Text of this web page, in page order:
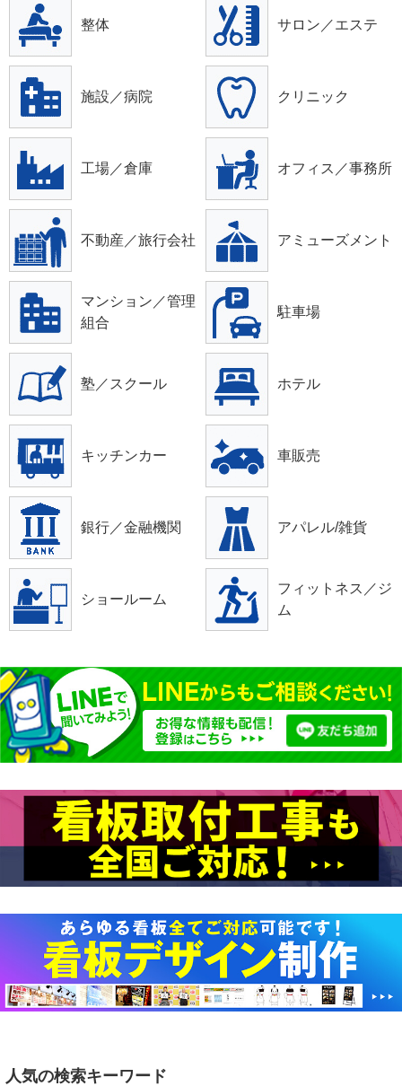
整体 サロン／エステ
施設／病院 クリニック
工場／倉庫 オフィス／事務所
不動産／旅行会社 アミューズメント
マンション／管理
組合
駐車場
塾／スクール ホテル
キッチンカー 車販売
銀行／金融機関 アパレル/雑貨
ショールーム
フィットネス／ジ
ム
人気の検索キーワード